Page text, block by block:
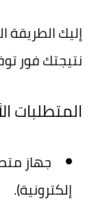
إليك الطريقة
نتيجتك فور
المتطلبات
جهاز
إلكترونية).